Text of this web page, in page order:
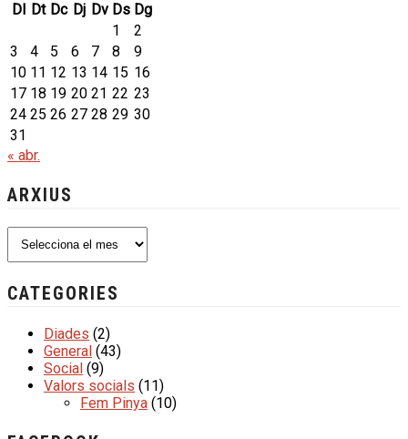
Dl
Dt Dc Dj Dv Ds Dg
1
2
3
4 5 6 7 8
9
10 11 12 13 14 15 16
17 18 19 20 21 22 23
24 25 26 27 28 29 30
31
« abr.
ARXIUS
CATEGORIES
Diades (2)
General (43)
Social (9)
Valors socials (11)
Fem Pinya (10)